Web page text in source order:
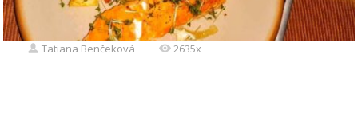
Tatiana Benčeková 2635x